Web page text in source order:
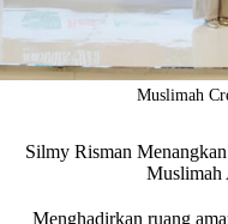
Muslimah
Silmy Risman
Muslimah
Menghadirkan ruang